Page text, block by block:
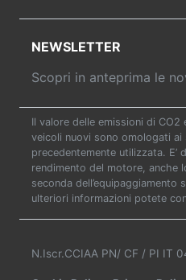
NEWSLETTER
Scopri in anteprima le
Il valore delle emissioni di
veicoli nuovi sono omologati ai
precedentemente utilizzata.
rendimento del motore, anche
seconda
ulteriori informazioni potete
N.Iscr.CCIAA PN/ CF / PI IT